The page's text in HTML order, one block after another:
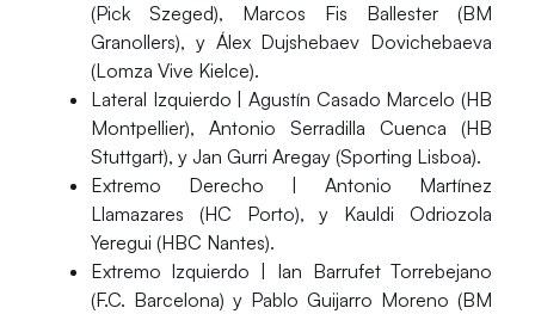
(Pick Szeged), Marcos Fis Ballester (BM
Granollers), y Álex Dujshebaev Dovichebaeva
(Lomza Vive Kielce).
Lateral Izquierdo | Agustín Casado Marcelo (HB
Montpellier), Antonio Serradilla Cuenca (HB
Stuttgart), y Jan Gurri Aregay (Sporting Lisboa).
Extremo Derecho | Antonio Martínez
Llamazares (HC Porto), y Kauldi Odriozola
Yeregui (HBC Nantes).
Extremo Izquierdo | Ian Barrufet Torrebejano
(F.C. Barcelona) y Pablo Guijarro Moreno (BM